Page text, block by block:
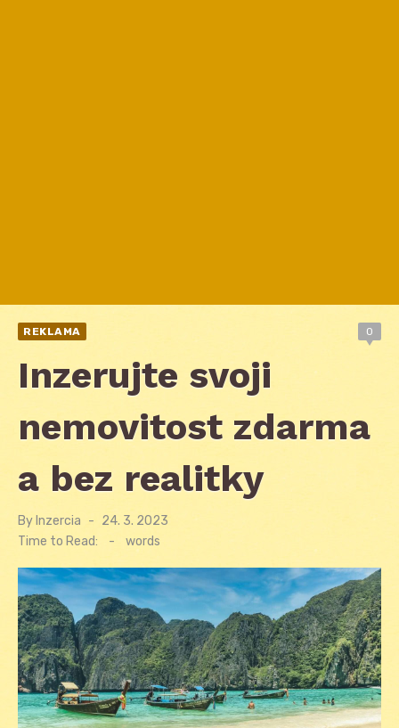
REKLAMA 0
Inzerujte svoji
nemovitost zdarma
a bez realitky
By Inzercia
Posted
24. 3. 2023
Time to Read:
- words